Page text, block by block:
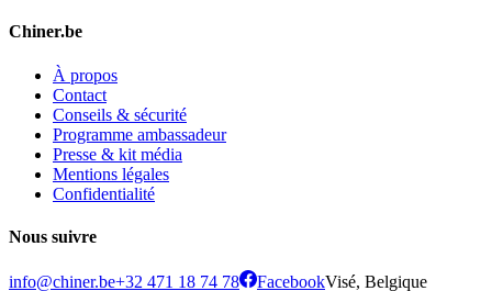
Chiner.be
À propos
Contact
Conseils & sécurité
Programme ambassadeur
Presse & kit média
Mentions légales
Confidentialité
Nous suivre
info@chiner.be+32 471 18 74 78 FacebookVisé, Belgique